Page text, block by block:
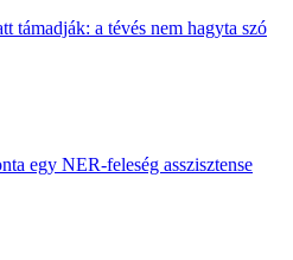
támadják: a tévés nem hagyta szó
egy NER-feleség asszisztense